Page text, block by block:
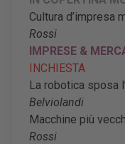
Cultura d’impresa
Rossi
IMPRESE &
INCHIESTA
La robotica sposa l’
Belviolandi
Macchine più
Rossi